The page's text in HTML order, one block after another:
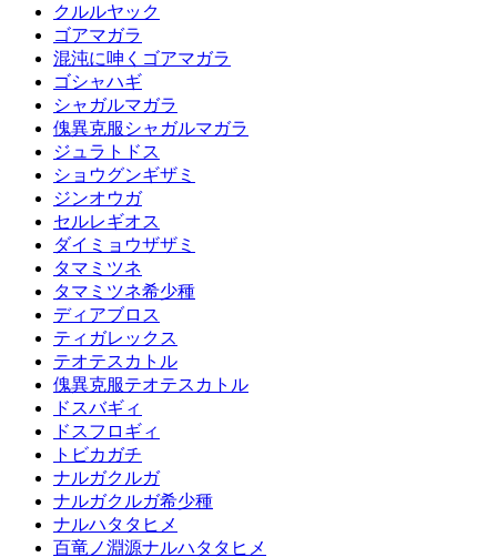
クルルヤック
ゴアマガラ
混沌に呻くゴアマガラ
ゴシャハギ
シャガルマガラ
傀異克服シャガルマガラ
ジュラトドス
ショウグンギザミ
ジンオウガ
セルレギオス
ダイミョウザザミ
タマミツネ
タマミツネ希少種
ディアブロス
ティガレックス
テオテスカトル
傀異克服テオテスカトル
ドスバギィ
ドスフロギィ
トビカガチ
ナルガクルガ
ナルガクルガ希少種
ナルハタタヒメ
百竜ノ淵源ナルハタタヒメ